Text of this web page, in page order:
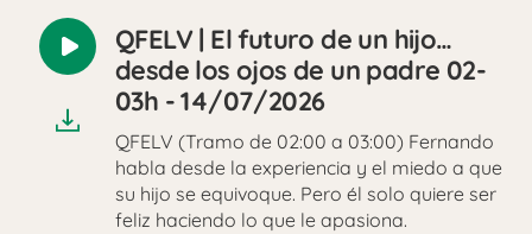
Reproducir
audio
QFELV | El futuro de un hijo…
desde los ojos de un padre 02-
03h - 14/07/2026
QFELV (Tramo de 02:00 a 03:00) Fernando
habla desde la experiencia y el miedo a que
su hijo se equivoque. Pero él solo quiere ser
feliz haciendo lo que le apasiona.